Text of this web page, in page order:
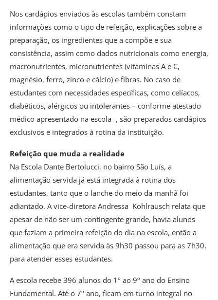
Nos cardápios enviados às escolas também constam
informações como o tipo de refeição, explicações sobre a
preparação, os ingredientes que a compõe e sua
consistência, assim como dados nutricionais como energia,
macronutrientes, micronutrientes (vitaminas A e C,
magnésio, ferro, zinco e cálcio) e fibras. No caso de
estudantes com necessidades específicas, como celíacos,
diabéticos, alérgicos ou intolerantes – conforme atestado
médico apresentado na escola -, são preparados cardápios
exclusivos e integrados à rotina da instituição.
Refeição que muda a realidade
Na Escola Dante Bertolucci, no bairro São Luís, a
alimentação servida já está integrada à rotina dos
estudantes, tanto que o lanche do meio da manhã foi
adiantado. A vice-diretora Andressa Kohlrausch relata que
apesar de não ser um contingente grande, havia alunos
que faziam a primeira refeição do dia na escola, então a
alimentação que era servida às 9h30 passou para as 7h30,
para atender esses estudantes.
A escola recebe 396 alunos do 1º ao 9º ano do Ensino
Fundamental. Até o 7º ano, ficam em turno integral no